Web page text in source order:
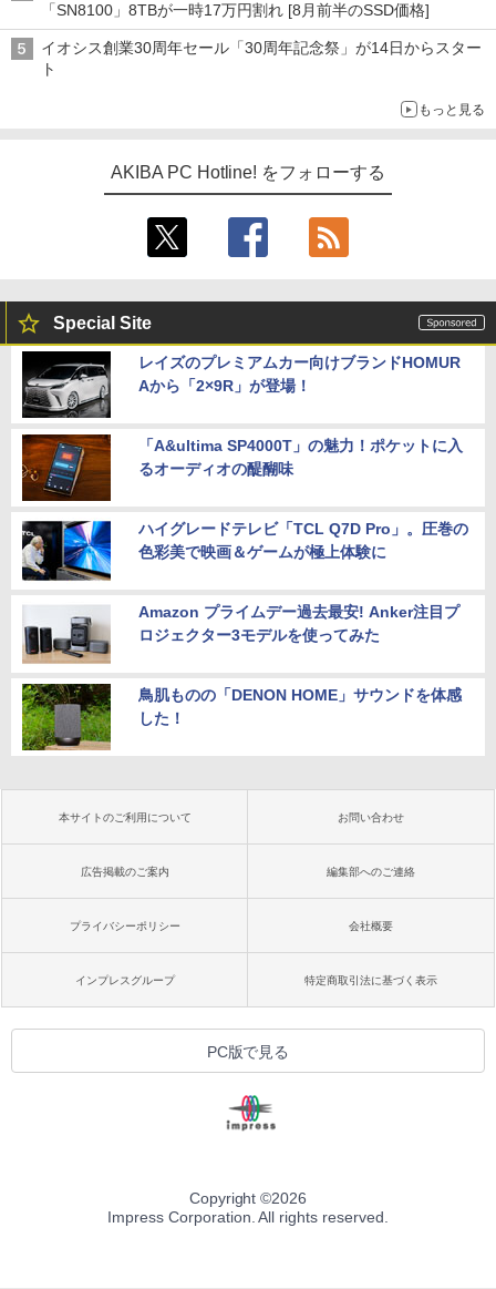
「SN8100」8TBが一時17万円割れ [8月前半のSSD価格]
イオシス創業30周年セール「30周年記念祭」が14日からスター
ト
もっと見る
AKIBA PC Hotline! をフォローする
Special Site
レイズのプレミアムカー向けブランドHOMUR
Aから「2×9R」が登場！
「A&ultima SP4000T」の魅力！ポケットに入
るオーディオの醍醐味
ハイグレードテレビ「TCL Q7D Pro」。圧巻の
色彩美で映画＆ゲームが極上体験に
Amazon プライムデー過去最安! Anker注目プ
ロジェクター3モデルを使ってみた
鳥肌ものの「DENON HOME」サウンドを体感
した！
本サイトのご利用について お問い合わせ
広告掲載のご案内 編集部へのご連絡
プライバシーポリシー 会社概要
インプレスグループ 特定商取引法に基づく表示
PC版で見る
Copyright ©2026
Impress Corporation. All rights reserved.